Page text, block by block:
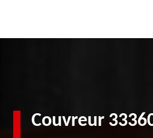
Couvreur